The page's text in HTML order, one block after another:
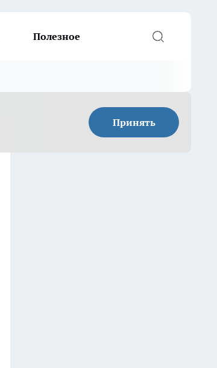
Полезное
Принять